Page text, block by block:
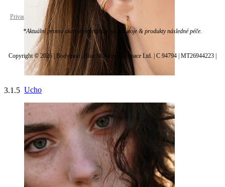
Ucho
Privacy policy Cookie settings
*Aktuální promo akce se nevztahuje na nástroje & produkty následné péče.
Copyright © 2026 | Bodymod | Blue Monkeys In Space Ltd. | C 94794 | MT26944223 |
3.1.5